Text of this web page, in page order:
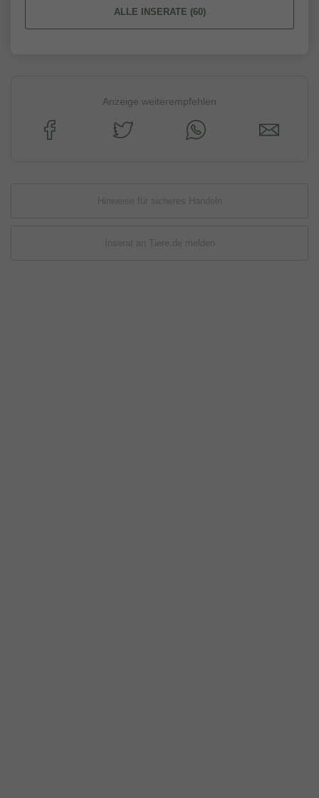
ALLE INSERATE (60)
Anzeige weiterempfehlen
Hinweise für sicheres Handeln
Inserat an Tiere.de melden